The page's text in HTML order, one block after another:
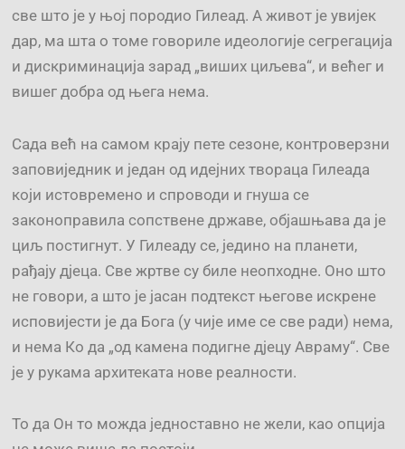
све што је у њој породио Гилеад. А живот је увијек
дар, ма шта о томе говориле идеологије сегрегација
и дискриминација зарад „виших циљева“, и већег и
вишег добра од њега нема.
Сада већ на самом крају пете сезоне, контроверзни
заповиједник и један од идејних твораца Гилеада
који истовремено и спроводи и гнуша се
законоправила сопствене државе, објашњава да је
циљ постигнут. У Гилеаду се, једино на планети,
рађају дјеца. Све жртве су биле неопходне. Оно што
не говори, а што је јасан подтекст његове искрене
исповијести је да Бога (у чије име се све ради) нема,
и нема Ко да „од камена подигне дјецу Авраму“. Све
је у рукама архитеката нове реалности.
То да Он то можда једноставно не жели, као опција